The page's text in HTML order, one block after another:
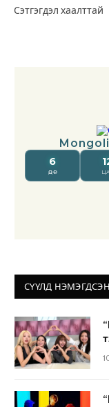
Сэтгэгдэл хаалттай
СҮҮЛД НЭМЭГДСЭН